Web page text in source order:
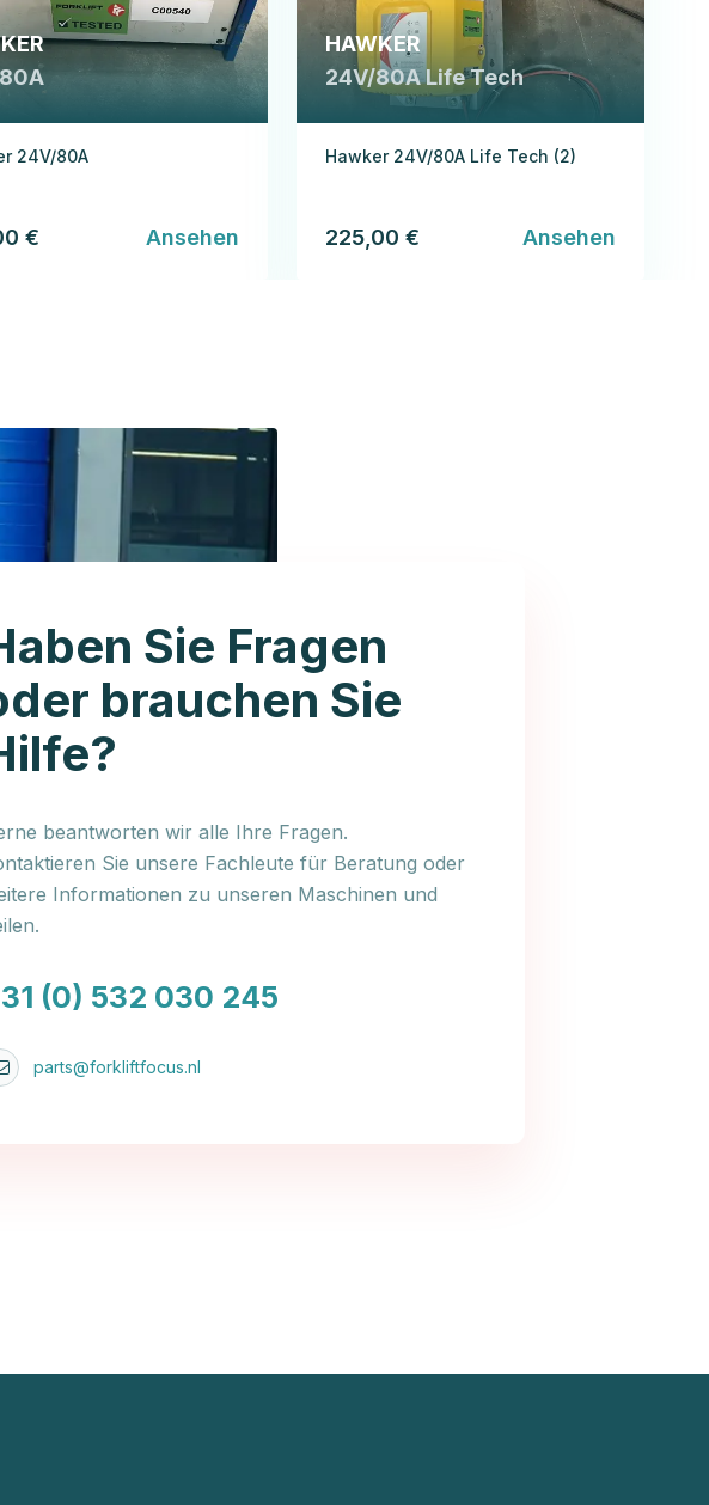
24V/80A
€ Ansehen
HAWKER
24V/80A Life Tech
Hawker 24V/80A Life Tech (2)
225,00 € Ansehen
Sie Fragen
brauchen Sie
beantworten wir alle Ihre Fragen.
Sie unsere Fachleute für Beratung oder
Informationen zu unseren Maschinen und
(0) 532 030 245
parts@forkliftfocus.nl